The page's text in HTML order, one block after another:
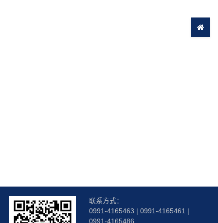
联系方式：
0991-4165463 | 0991-4165461 |
0991-4165486